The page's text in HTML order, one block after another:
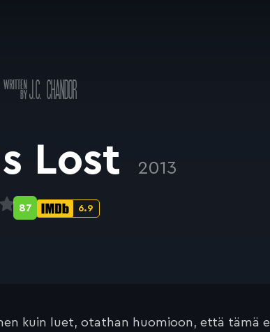
Käsikirjoitus
aJ.C. CHANDOR
Lost 2013
IMDb-
6.9
Metascore-
87
kuin luet, otathan huomioon, että tämä